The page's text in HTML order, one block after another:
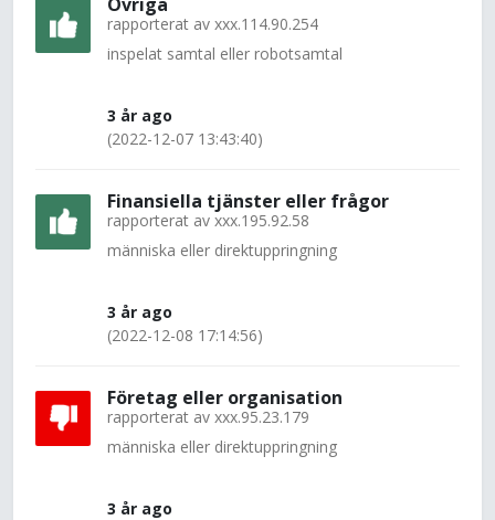
rapporterat av xxx.114.90.254
inspelat samtal eller robotsamtal
3 år ago
(2022-12-07 13:43:40)
Finansiella tjänster eller frågor
rapporterat av xxx.195.92.58
människa eller direktuppringning
3 år ago
(2022-12-08 17:14:56)
Företag eller organisation
rapporterat av xxx.95.23.179
människa eller direktuppringning
3 år ago